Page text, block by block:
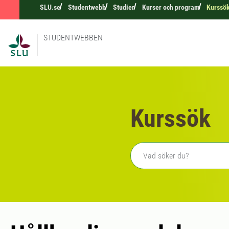
SLU.se Studentwebb Studier Kurser och program
STUDENTWEBBEN
Kurssök
Fritext sökning